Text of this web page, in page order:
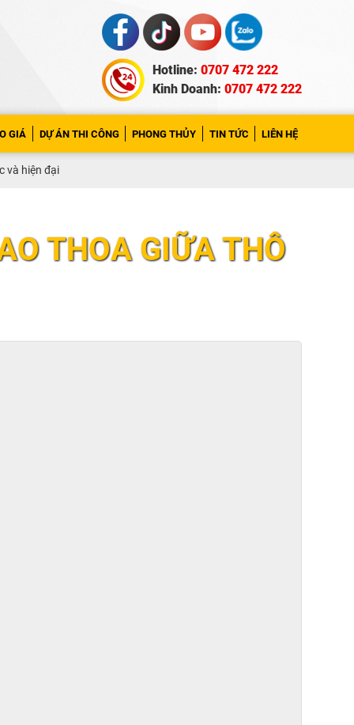
Hotline: 0707 472 222
Kinh Doanh: 0707 472 222
GIÁ DỰ ÁN THI CÔNG PHONG THỦY TIN TỨC LIÊN HỆ
và hiện đại
THOA GIỮA THÔ